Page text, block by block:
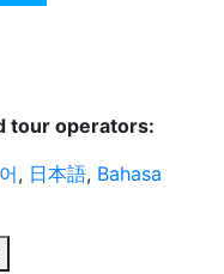
tour operators:
, 日本語, Bahasa